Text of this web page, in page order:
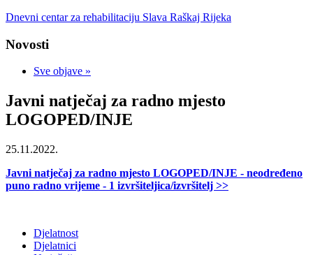
Dnevni centar za rehabilitaciju Slava Raškaj Rijeka
Novosti
Sve objave »
Javni natječaj za radno mjesto
LOGOPED/INJE
25.11.2022.
Javni natječaj za radno mjesto LOGOPED/INJE - neodređeno
puno radno vrijeme - 1 izvršiteljica/izvršitelj >>
Djelatnost
Djelatnici